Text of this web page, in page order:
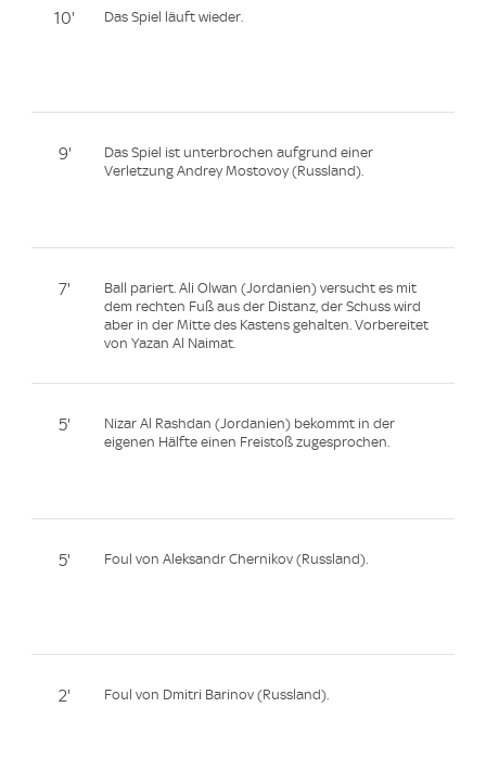
10' Das Spiel läuft wieder.
9'
Das Spiel ist unterbrochen aufgrund einer
Verletzung Andrey Mostovoy (Russland).
7'
Ball pariert. Ali Olwan (Jordanien) versucht es mit
dem rechten Fuß aus der Distanz, der Schuss wird
aber in der Mitte des Kastens gehalten. Vorbereitet
von Yazan Al Naimat.
5'
Nizar Al Rashdan (Jordanien) bekommt in der
eigenen Hälfte einen Freistoß zugesprochen.
5' Foul von Aleksandr Chernikov (Russland).
2' Foul von Dmitri Barinov (Russland).